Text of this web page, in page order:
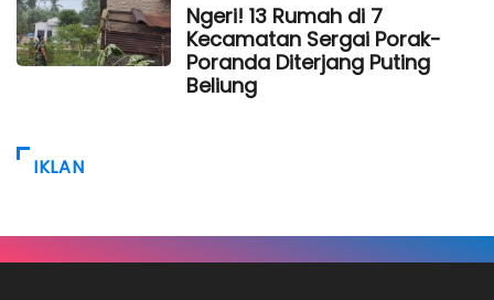
Ngeri! 13 Rumah di 7
Kecamatan Sergai Porak-
Poranda Diterjang Puting
Beliung
IKLAN